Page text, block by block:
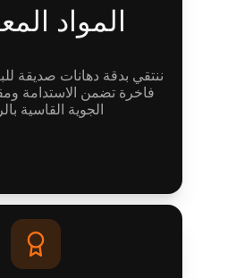
المواد
ننتقي بدقة دهانات صديقة
فاخرة تضمن الاستدامة
الجوية القاسية